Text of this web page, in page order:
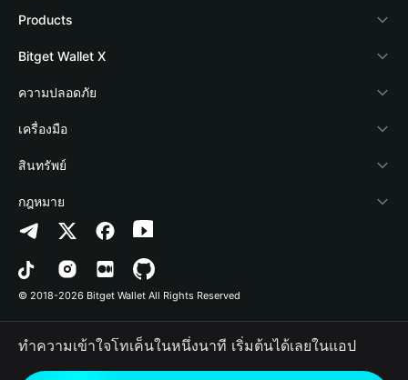
เกี่ยวกับ Bitget Wallet
Blog
Academy
ข่าวสารด้านคริปโต
ศูนย์ช่วยเหลือ
ติดต่อเรา
ทรัพยากรข้อมูลของแบรนด์
อาชีพ
Products
Crypto Card
Stablecoin Earn
Payfi Crypto
Crypto Swap API
Altcoin Season Index
Prediction Markets
DApp
RWA
Bitget Wallet X
นักพัฒนา
เชื่อมต่อ Wallet
Bitget Wallet Pay
ลิสต์โปรเจกต์
ความปลอดภัย
Protection Fund
เทคโนโลยีความปลอดภัย
เครื่องมือ
ซื้อคริปโต
การตรวจจับการอนุญาต
การตรวจจับสัญญา
การโอนเป็นชุด
สินทรัพย์
Arbitrum
Avalanche
Bitcoin
Polygon
กฎหมาย
นโยบายความเป็นส่วนตัว
ข้อตกลงในการใช้บริการ
© 2018-2026 Bitget Wallet All Rights Reserved
ทำความเข้าใจโทเค็นในหนึ่งนาที เริ่มต้นได้เลยในแอป